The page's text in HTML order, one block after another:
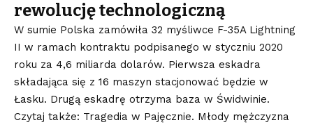
rewolucję technologiczną
W sumie Polska zamówiła 32 myśliwce F-35A Lightning
II w ramach kontraktu podpisanego w styczniu 2020
roku za 4,6 miliarda dolarów. Pierwsza eskadra
składająca się z 16 maszyn stacjonować będzie w
Łasku. Drugą eskadrę otrzyma baza w Świdwinie.
Czytaj także: Tragedia w Pajęcznie. Młody mężczyzna